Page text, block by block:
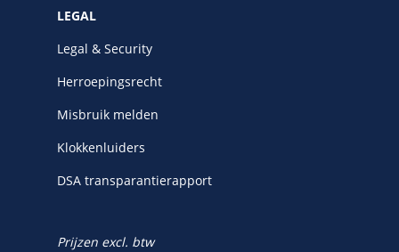
LEGAL
Legal & Security
Herroepingsrecht
Misbruik melden
Klokkenluiders
DSA transparantierapport
Prijzen excl. btw